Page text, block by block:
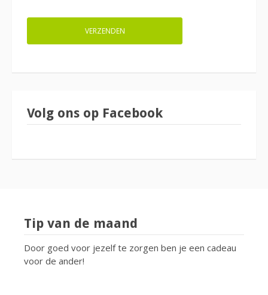
Volg ons op Facebook
Tip van de maand
Door goed voor jezelf te zorgen ben je een cadeau
voor de ander!